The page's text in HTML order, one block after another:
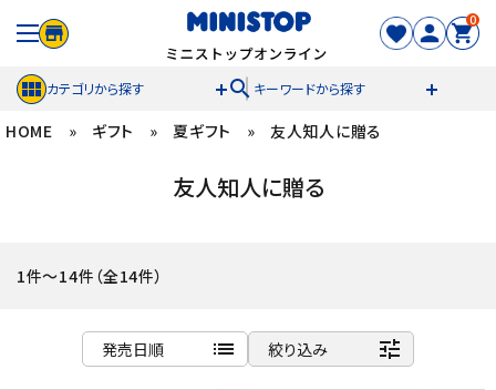
0
カテゴリから探す search キーワードから探す
ACCOUNT MENU
セール商品
カテゴリから探す
HOME » ギフト » 夏ギフト » 友人知人に贈る
友人知人に贈る
1件～14件（全14件）
発売日順 list
商品名
絞り込み tune